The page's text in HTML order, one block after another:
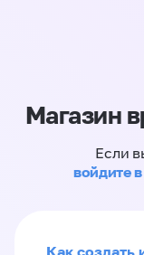
Магазин
Если
войдите
Как создать